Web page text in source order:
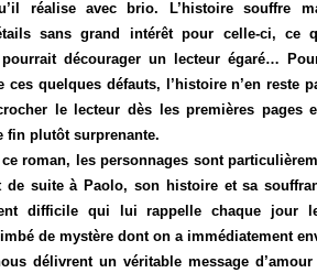
réalise avec brio. L’histoire souffre
sans grand intérêt pour celle-ci, ce
décourager un lecteur égaré…
ces quelques défauts, l’histoire n’en reste
le lecteur dès les premières
fin plutôt surprenante.
ce roman, les personnages sont
de suite à Paolo, son histoire et sa
difficile qui lui rappelle chaque jour
de mystère dont on a immédiatement
délivrent un véritable message